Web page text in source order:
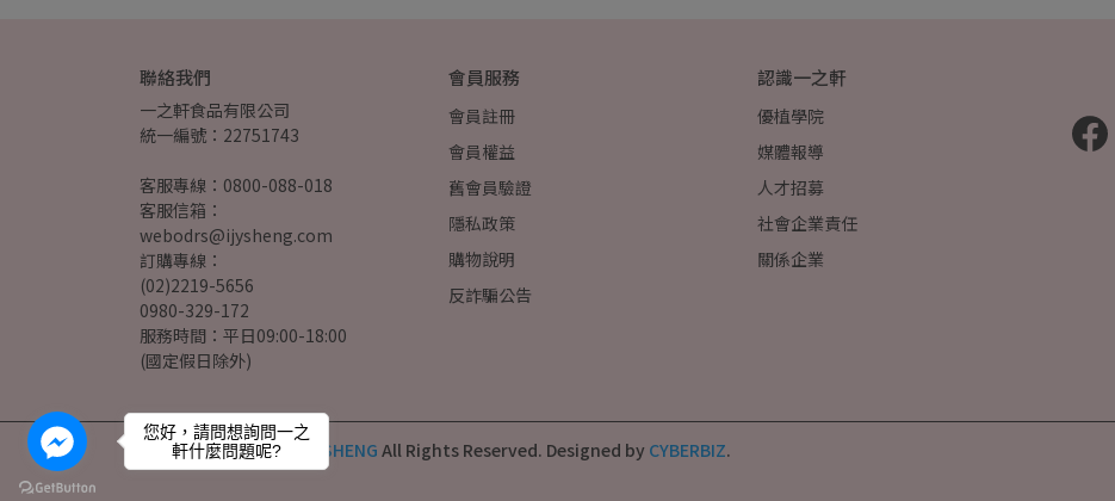
聯絡我們
一之軒食品有限公司
統一編號：22751743
客服專線：0800-088-018
客服信箱：
webodrs@ijysheng.com
訂購專線：
(02)2219-5656
0980-329-172
服務時間：平日09:00-18:00
(國定假日除外)
會員服務
會員註冊
會員權益
舊會員驗證
隱私政策
購物說明
反詐騙公告
認識一之軒
優植學院
媒體報導
人才招募
社會企業責任
關係企業
Copyright ©一之軒 IJYSHENG All Rights Reserved. Designed by CYBERBIZ.
您好，請問想詢問一之
軒什麼問題呢?